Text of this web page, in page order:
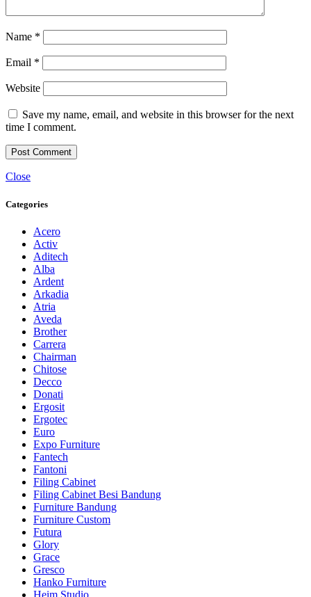
Name *
Email *
Website
Save my name, email, and website in this browser for the next
time I comment.
Close
Categories
Acero
Activ
Aditech
Alba
Ardent
Arkadia
Atria
Aveda
Brother
Carrera
Chairman
Chitose
Decco
Donati
Ergosit
Ergotec
Euro
Expo Furniture
Fantech
Fantoni
Filing Cabinet
Filing Cabinet Besi Bandung
Furniture Bandung
Furniture Custom
Futura
Glory
Grace
Gresco
Hanko Furniture
Heim Studio